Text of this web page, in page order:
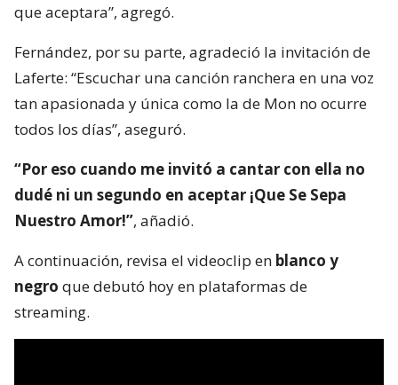
que aceptara”, agregó.
Fernández, por su parte, agradeció la invitación de
Laferte: “Escuchar una canción ranchera en una voz
tan apasionada y única como la de Mon no ocurre
todos los días”, aseguró.
“Por eso cuando me invitó a cantar con ella no
dudé ni un segundo en aceptar ¡Que Se Sepa
Nuestro Amor!”, añadió.
A continuación, revisa el videoclip en blanco y
negro que debutó hoy en plataformas de
streaming.